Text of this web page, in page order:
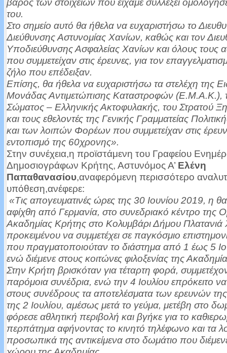
του.
Στο σημείο αυτό θα ήθελα να ευχαριστήσω το
Διεύθυνσης Αστυνομίας Χανίων, καθώς και τον
Υποδιεύθυνσης Ασφαλείας Χανίων και όλους τους
που συμμετείχαν στις έρευνες, για τον
ζήλο που επέδειξαν.
Επίσης, θα ήθελα να ευχαριστήσω τα στελέχη της
Μονάδας Αντιμετώπισης Καταστροφών (Ε.Μ.Α.Κ.),
Σώματος – Ελληνικής Ακτοφυλακής, του Στρατού
και τους εθελοντές της Γενικής Γραμματείας
και των λοιπών Φορέων που συμμετείχαν στις
εντοπισμό της 60χρονης».
Στην συνέχεια,η προϊστάμενη του Γραφείου
Δημοσιογράφων Κρήτης, Αστυνόμος Α’ Ελένη
Παπαθανασίου,αναφερόμενη περισσότερο
υπόθεση,ανέφερε:
«Τις απογευματινές ώρες της 30 Ιουνίου 2019, η
αφίχθη από Γερμανία, στο συνεδριακό κέντρο της
Ακαδημίας Κρήτης στο Κολυμβάρι Δήμου Πλατανιά
προκειμένου να συμμετέχει σε παγκόσμιο
που πραγματοποιούταν το διάστημα από 1 έως 5
ενώ διέμενε στους κοιτώνες φιλοξενίας της
Στην Κρήτη βρισκόταν για τέταρτη φορά,
παρόμοια συνέδρια, ενώ την 4 Ιουλίου επρόκειτο
στους συνέδρους τα αποτελέσματα των ερευνών
της 2 Ιουλίου, αμέσως μετά το γεύμα, μετέβη στο
φόρεσε αθλητική περιβολή και βγήκε για το
περπάτημα αφήνοντας το κινητό τηλέφωνο και τα
προσωπικά της αντικείμενα στο δωμάτιο που